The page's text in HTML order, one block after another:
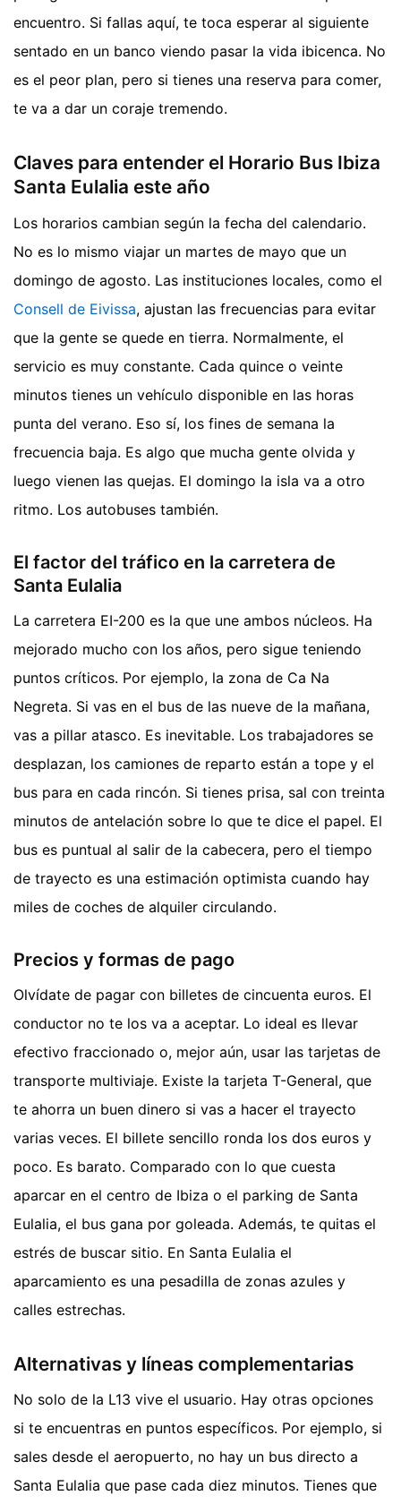
encuentro. Si fallas aquí, te toca esperar al siguiente
sentado en un banco viendo pasar la vida ibicenca. No
es el peor plan, pero si tienes una reserva para comer,
te va a dar un coraje tremendo.
Claves para entender el Horario Bus Ibiza
Santa Eulalia este año
Los horarios cambian según la fecha del calendario.
No es lo mismo viajar un martes de mayo que un
domingo de agosto. Las instituciones locales, como el
Consell de Eivissa, ajustan las frecuencias para evitar
que la gente se quede en tierra. Normalmente, el
servicio es muy constante. Cada quince o veinte
minutos tienes un vehículo disponible en las horas
punta del verano. Eso sí, los fines de semana la
frecuencia baja. Es algo que mucha gente olvida y
luego vienen las quejas. El domingo la isla va a otro
ritmo. Los autobuses también.
El factor del tráfico en la carretera de
Santa Eulalia
La carretera EI-200 es la que une ambos núcleos. Ha
mejorado mucho con los años, pero sigue teniendo
puntos críticos. Por ejemplo, la zona de Ca Na
Negreta. Si vas en el bus de las nueve de la mañana,
vas a pillar atasco. Es inevitable. Los trabajadores se
desplazan, los camiones de reparto están a tope y el
bus para en cada rincón. Si tienes prisa, sal con treinta
minutos de antelación sobre lo que te dice el papel. El
bus es puntual al salir de la cabecera, pero el tiempo
de trayecto es una estimación optimista cuando hay
miles de coches de alquiler circulando.
Precios y formas de pago
Olvídate de pagar con billetes de cincuenta euros. El
conductor no te los va a aceptar. Lo ideal es llevar
efectivo fraccionado o, mejor aún, usar las tarjetas de
transporte multiviaje. Existe la tarjeta T-General, que
te ahorra un buen dinero si vas a hacer el trayecto
varias veces. El billete sencillo ronda los dos euros y
poco. Es barato. Comparado con lo que cuesta
aparcar en el centro de Ibiza o el parking de Santa
Eulalia, el bus gana por goleada. Además, te quitas el
estrés de buscar sitio. En Santa Eulalia el
aparcamiento es una pesadilla de zonas azules y
calles estrechas.
Alternativas y líneas complementarias
No solo de la L13 vive el usuario. Hay otras opciones
si te encuentras en puntos específicos. Por ejemplo, si
sales desde el aeropuerto, no hay un bus directo a
Santa Eulalia que pase cada diez minutos. Tienes que